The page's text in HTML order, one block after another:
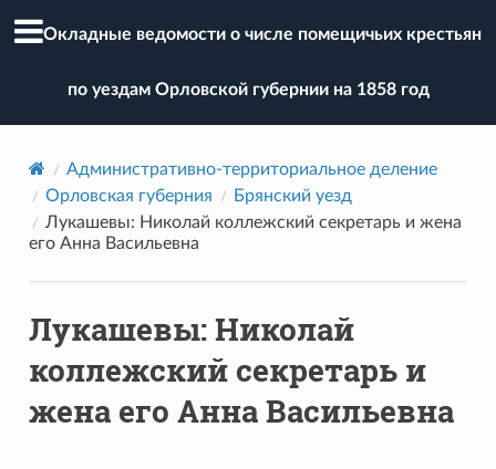
Окладные ведомости о числе помещичьих крестьян
по уездам Орловской губернии на 1858 год
Административно-территориальное деление
Орловская губерния
Брянский уезд
Лукашевы: Николай коллежский секретарь и жена
его Анна Васильевна
Лукашевы: Николай
коллежский секретарь и
жена его Анна Васильевна